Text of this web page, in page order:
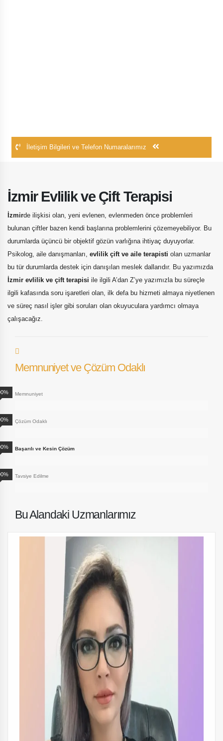
İletişim Bilgileri ve Telefon Numaralarımız
İzmir Evlilik ve Çift Terapisi
İzmirde ilişkisi olan, yeni evlenen, evlenmeden önce problemleri
bulunan çiftler bazen kendi başlarına problemlerini çözemeyebiliyor. Bu
durumlarda üçüncü bir objektif gözün varlığına ihtiyaç duyuyorlar.
Psikolog, aile danışmanları, evlilik çift ve aile terapisti olan uzmanlar
bu tür durumlarda destek için danışılan meslek dallarıdır. Bu yazımızda
İzmir evlilik ve çift terapisi ile ilgili A’dan Z’ye yazımızla bu süreçle
ilgili kafasında soru işaretleri olan, ilk defa bu hizmeti almaya niyetlenen
ve süreç nasıl işler gibi soruları olan okuyuculara yardımcı olmaya
çalışacağız.
Memnuniyet ve Çözüm Odaklı
Memnuniyet
Çözüm Odaklı
Başarılı ve Kesin Çözüm
Tavsiye Edilme
Bu Alandaki Uzmanlarımız